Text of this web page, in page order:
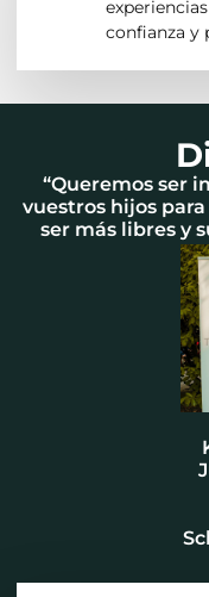
confianza y
“Queremos ser
vuestros hijos
ser más libres y